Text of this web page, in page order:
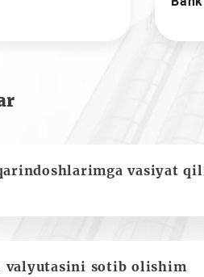
vasiyat
valyutasini sotib olishim